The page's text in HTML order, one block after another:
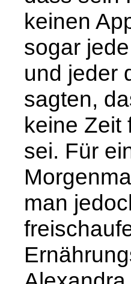
keinen
sogar
und jeder
sagten,
keine Zeit
sei. Für
man